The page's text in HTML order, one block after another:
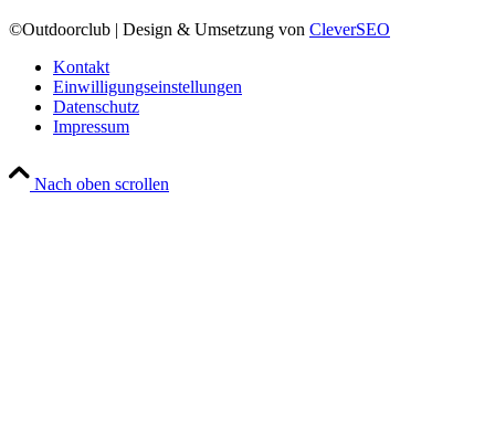
©Outdoorclub | Design & Umsetzung von CleverSEO
Kontakt
Einwilligungseinstellungen
Datenschutz
Impressum
Nach oben scrollen